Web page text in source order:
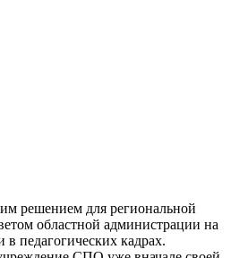
решением для региональной
областной администрации на
в педагогических кадрах.